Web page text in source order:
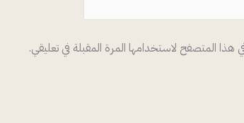
هذا المتصفح لاستخدامها المرة المقبلة في تعليقي.